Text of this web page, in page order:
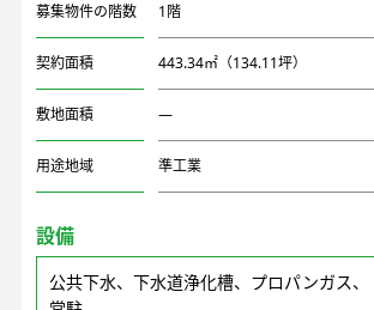
募集物件の階数 1階
契約面積 443.34㎡（134.11坪）
敷地面積 ―
用途地域 準工業
設備
公共下水、下水道浄化槽、プロパンガス